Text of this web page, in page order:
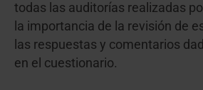
todas las auditorías realizadas
la importancia de la revisión de
las respuestas y comentarios
en el cuestionario.